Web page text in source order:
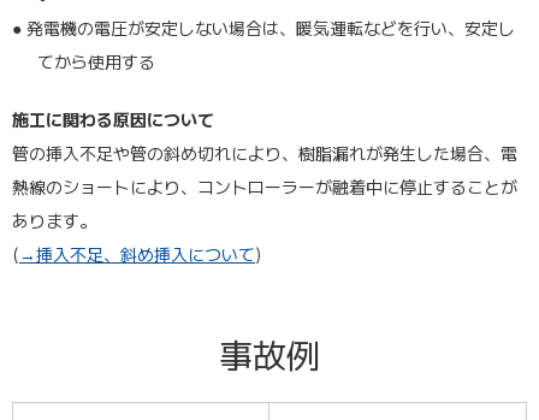
● 発電機の電圧が安定しない場合は、暖気運転などを行い、安定し
てから使用する
施工に関わる原因について
管の挿入不足や管の斜め切れにより、樹脂漏れが発生した場合、電
熱線のショートにより、コントローラーが融着中に停止することが
あります。
(→挿入不足、斜め挿入について)
事故例